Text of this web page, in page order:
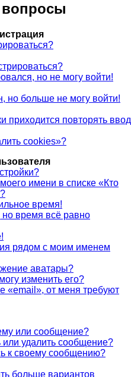
вопросы
но не могу войти!
но больше не могу войти!
приходится повторять ввод
cookies»?
имени в списке «Кто
время!
время всё равно
рядом с моим именем
аватары?
изменить его?
«email», от меня требуют
или сообщение?
или удалить сообщение?
к своему сообщению?
больше вариантов